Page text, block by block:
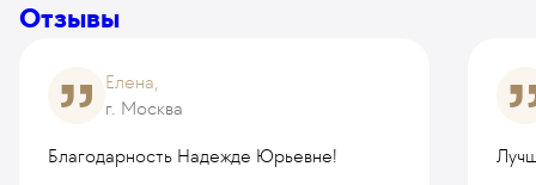
Отзывы
Елена,
г. Москва
Благодарность Надежде Юрьевне!